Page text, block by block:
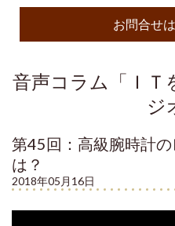
お問合せ
音声コラム「ＩＴ
ジ
第45回：高級腕時計
は？
2018年05月16日